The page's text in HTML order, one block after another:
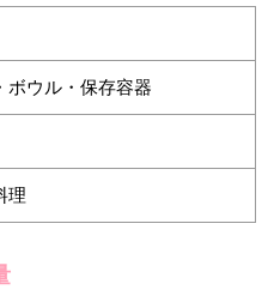
ボウル・保存容器
理